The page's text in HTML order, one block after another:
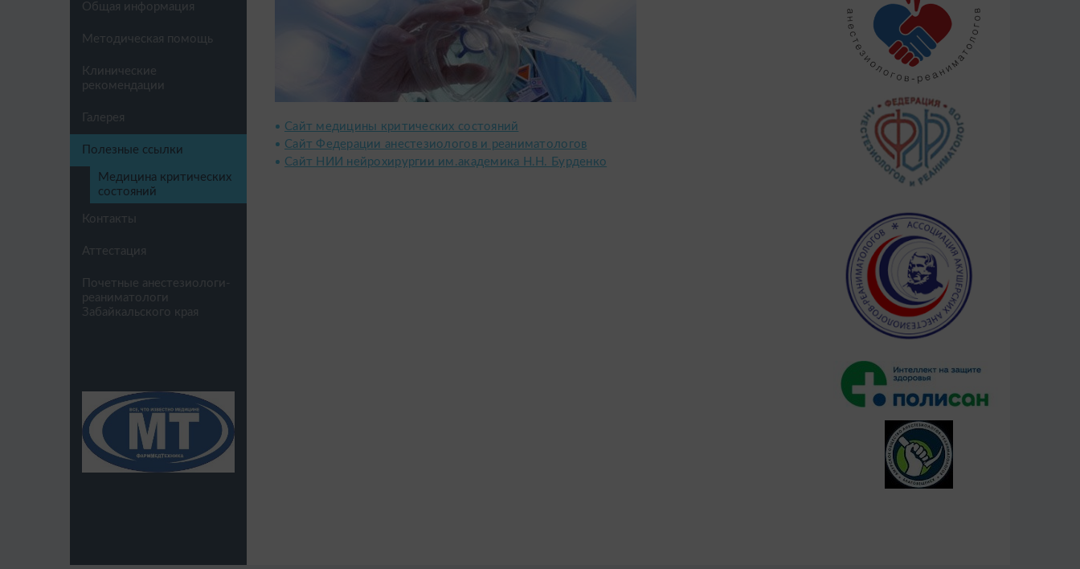
Общая информация
Методическая помощь
Клинические
рекомендации
Галерея
Полезные ссылки
Медицина критических
состояний
Контакты
Аттестация
Почетные анестезиологи-
реаниматологи
Забайкальского края
Сайт медицины критических состояний
Сайт Федерации анестезиологов и реаниматологов
Сайт НИИ нейрохирургии им.академика Н.Н. Бурденко